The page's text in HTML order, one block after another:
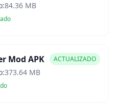
84.36 MB
Mod APK ACTUALIZADO
373.64 MB